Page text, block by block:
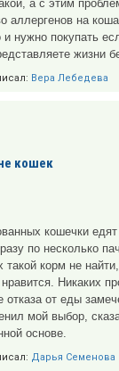
а с этим
аллергенов на
нужно покупать
жизни
Вера Лебедева
кошек
кошечки
по несколько
такой корм не
Никаких
отказа от еды
мой выбор,
основе.
Дарья Семенова